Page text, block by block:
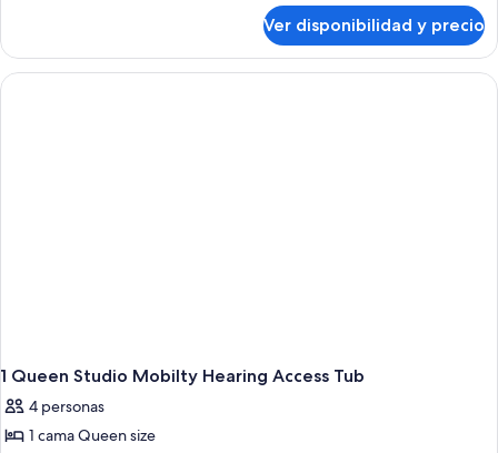
a
la
1
cama
Queen
Ver disponibilidad y precio
1 Queen Studio Mobilty Hearing Access Tub
4 personas
1 cama Queen size